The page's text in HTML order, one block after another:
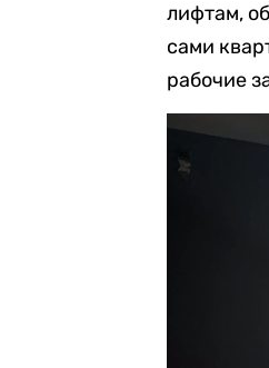
лифтам,
сами
рабочие